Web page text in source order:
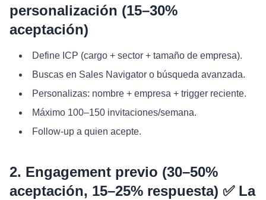
personalización (15–30%
aceptación)
Define ICP (cargo + sector + tamaño de empresa).
Buscas en Sales Navigator o búsqueda avanzada.
Personalizas: nombre + empresa + trigger reciente.
Máximo 100–150 invitaciones/semana.
Follow-up a quien acepte.
2. Engagement previo (30–50%
aceptación, 15–25% respuesta) ✅ La